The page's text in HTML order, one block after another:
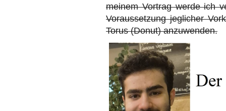
meinem Vortrag werde ich
Voraussetzung jeglicher
Torus (Donut) anzuwenden.